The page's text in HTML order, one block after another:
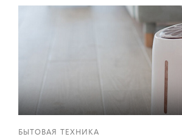
БЫТОВАЯ ТЕХНИКА